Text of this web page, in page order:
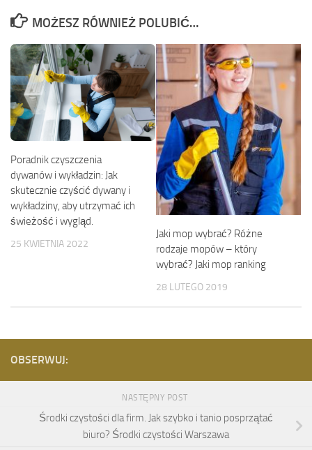
MOŻESZ RÓWNIEŻ POLUBIĆ…
Poradnik czyszczenia
dywanów i wykładzin: Jak
skutecznie czyścić dywany i
wykładziny, aby utrzymać ich
świeżość i wygląd.
25 KWIETNIA 2022
Jaki mop wybrać? Różne
rodzaje mopów – który
wybrać? Jaki mop ranking
28 LUTEGO 2019
OBSERWUJ:
NASTĘPNY POST
Środki czystości dla firm. Jak szybko i tanio posprzątać
biuro? Środki czystości Warszawa